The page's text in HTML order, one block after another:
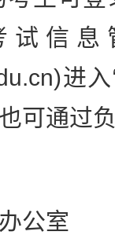
试信息
进
可通过
公室